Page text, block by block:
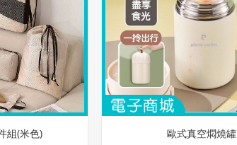
組(米色) 歐式真空燜燒罐